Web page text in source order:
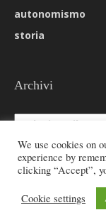
autonomismo
storia
Archivi
Archivi
©
We use cookies on
experience by
clicking “Accept”,
Cookie settings